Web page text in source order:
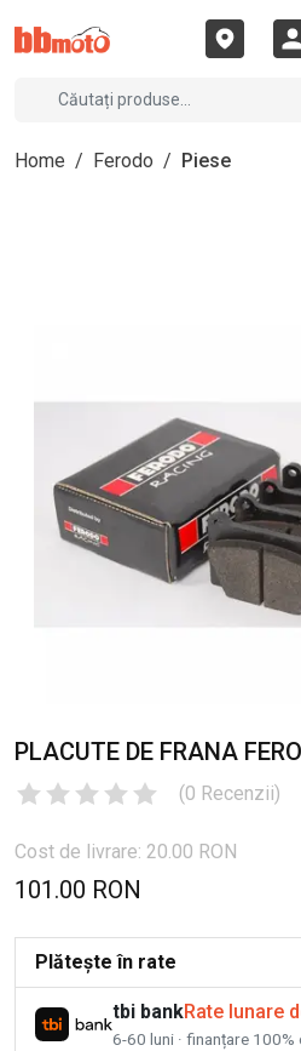
Home / Ferodo / Piese
PLACUTE DE FRANA
(0 Recenzii)
Cost de livrare: 20.00 RON
101.00 RON
Plătește în rate
tbi bankRate lunare
6-60 luni · finanțare 100%